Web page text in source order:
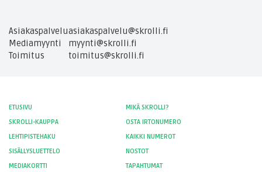
Asiakaspalveluasiakaspalvelu@skrolli.fi
Mediamyynti
myynti@skrolli.fi
Toimitus
toimitus@skrolli.fi
ETUSIVU
MIKÄ SKROLLI?
SKROLLI-KAUPPA
OSTA IRTONUMERO
LEHTIPISTEHAKU
KAIKKI NUMEROT
SISÄLLYSLUETTELO
NOSTOT
MEDIAKORTTI
TAPAHTUMAT